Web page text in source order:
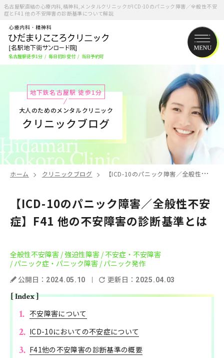
名古屋駅直結の心療内科,精神科,メンタルクリニックがICD-10のパニック障害／全般性不安
症とF41 他の不安障害の診断基準について解説
名古屋駅徒歩1分 / 毎日初診受付 / 当日予約可
地下鉄名古屋駅 徒歩1分
大人のためのメンタルクリニック
クリニックブログ
ホーム クリニックブログ 【ICD-10のパニック障害／全般性不安症】F41 他の不安障害の診断基準とは
【ICD-10のパニック障害／全般性不安
症】F41 他の不安障害の診断基準とは
全般性不安障害 / 強迫性障害 / 不安症・不安障害
/ パニック症・パニック障害 / パニック発作
公開日： 2024.05.10 更新日： 2025.04.03
[ Index ]
不安障害について
ICD-10においての不安症について
F41他の不安障害の診断基準の概要